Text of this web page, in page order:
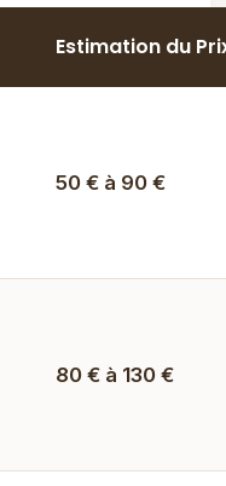
Estimation du
50 € à 90 €
80 € à 130 €